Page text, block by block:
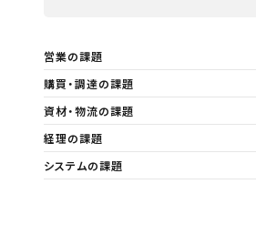
営業の課題
購買・調達の課題
資材・物流の課題
経理の課題
システムの課題